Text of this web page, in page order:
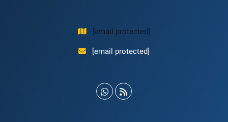
[email protected]
[email protected]